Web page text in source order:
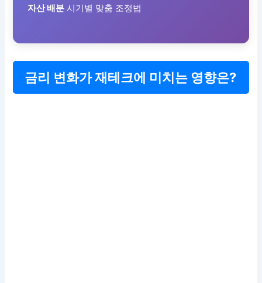
자산 배분 시기별 맞춤 조정법
금리 변화가 재테크에 미치는 영향은?